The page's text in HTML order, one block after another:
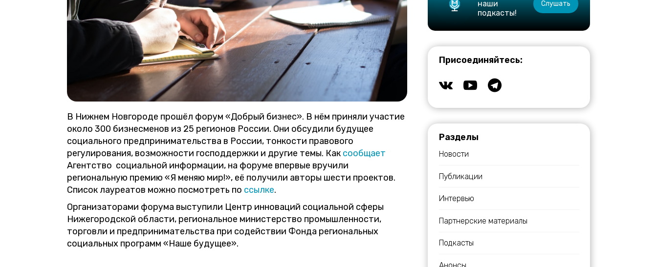
В Нижнем Новгороде прошёл форум «Добрый бизнес». В нём приняли участие
около 300 бизнесменов из 25 регионов России. Они обсудили будущее
социального предпринимательства в России, тонкости правового
регулирования, возможности господдержки и другие темы. Как сообщает
Агентство социальной информации, на форуме впервые вручили
региональную премию «Я меняю мир!», её получили авторы шести проектов.
Список лауреатов можно посмотреть по ссылке.
Организаторами форума выступили Центр инноваций социальной сферы
Нижегородской области, региональное министерство промышленности,
торговли и предпринимательства при содействии Фонда региональных
социальных программ «Наше будущее».
наши
подкасты!
Слушать
Присоединяйтесь:
Разделы
Новости
Публикации
Интервью
Партнерские материалы
Подкасты